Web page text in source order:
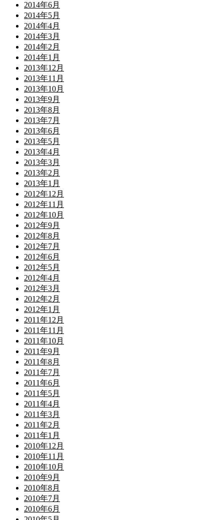
2014年6月
2014年5月
2014年4月
2014年3月
2014年2月
2014年1月
2013年12月
2013年11月
2013年10月
2013年9月
2013年8月
2013年7月
2013年6月
2013年5月
2013年4月
2013年3月
2013年2月
2013年1月
2012年12月
2012年11月
2012年10月
2012年9月
2012年8月
2012年7月
2012年6月
2012年5月
2012年4月
2012年3月
2012年2月
2012年1月
2011年12月
2011年11月
2011年10月
2011年9月
2011年8月
2011年7月
2011年6月
2011年5月
2011年4月
2011年3月
2011年2月
2011年1月
2010年12月
2010年11月
2010年10月
2010年9月
2010年8月
2010年7月
2010年6月